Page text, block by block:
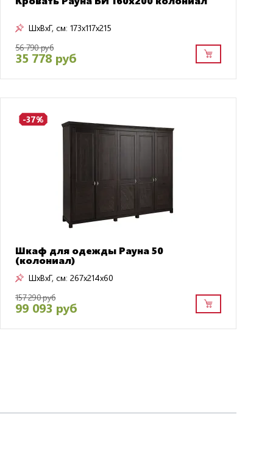
ШxВxГ, см: 173x117x215
56 790 руб
35 778 руб
-37%
Шкаф для одежды Рауна 50
(колониал)
ШxВxГ, см: 267x214x60
157 290 руб
99 093 руб